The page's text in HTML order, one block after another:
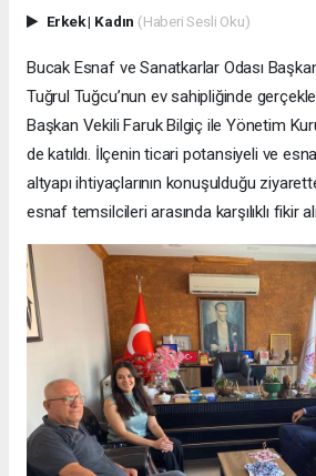
Erkek| Kadın (Haberi Sesli Oku)
Bucak Esnaf ve Sanatkarlar Odası
Tuğrul Tuğcu’nun ev sahipliğinde
Başkan Vekili Faruk Bilgiç ile Yönetim
de katıldı. İlçenin ticari potansiyeli ve
altyapı ihtiyaçlarının konuşulduğu
esnaf temsilcileri arasında karşılıklı fikir